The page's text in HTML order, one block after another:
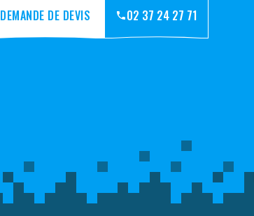
DEMANDE DE DEVIS 02 37 24 27 71